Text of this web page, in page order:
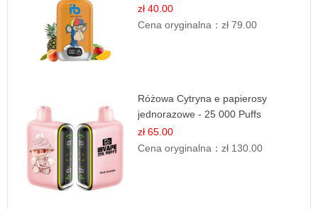
zł 40.00
Cena oryginalna：zł 79.00
Różowa Cytryna e papierosy
jednorazowe - 25 000 Puffs
zł 65.00
Cena oryginalna：zł 130.00